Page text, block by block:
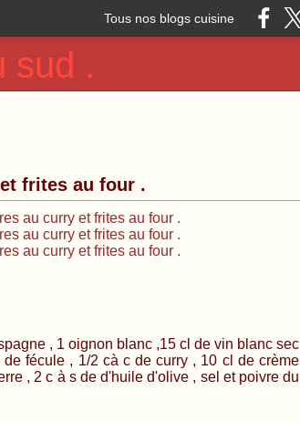
Tous nos blogs cuisine
sud .
frites au four .
oignon blanc ,15 cl de vin blanc sec
fécule , 1/2 cà c de curry , 10 cl de crème
, 2 c à s de d'huile d'olive , sel et poivre du